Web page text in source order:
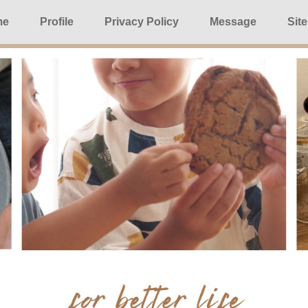
Profile Privacy Policy Message